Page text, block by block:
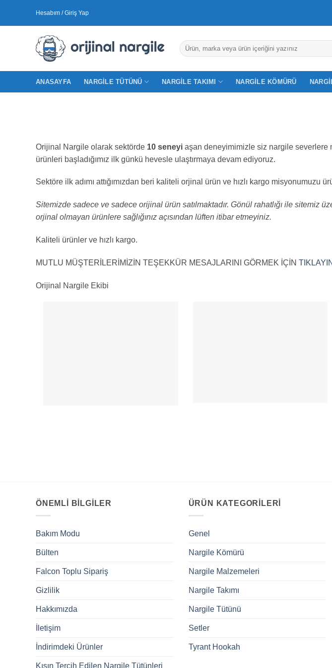
Hesabım / Giriş Yap
Ara:
ANASAYFA NARGILE TÜTÜNÜ NARGILE TAKIMI NARGILE KÖMÜRÜ
Orijinal Nargile olarak sektörde 10 seneyi aşan deneyimimizle siz nargile severlere
ürünleri başladığımız ilk günkü hevesle ulaştırmaya devam ediyoruz.
Sektöre ilk adımı attığımızdan beri kaliteli orjinal ürün ve hızlı kargo misyonumuzu
Sitemizde sadece ve sadece orijinal ürün satılmaktadır. Gönül rahatlığı ile sitemiz
orjinal olmayan ürünlere sağlığınız açısından lüften itibar etmeyiniz.
Kaliteli ürünler ve hızlı kargo.
MUTLU MÜŞTERİLERİMİZİN TEŞEKKÜR MESAJLARINI GÖRMEK İÇİN
Orijinal Nargile Ekibi
ÖNEMLI BILGILER
Bakım Modu
Bülten
Falcon Toplu Sipariş
Gizlilik
Hakkımızda
İletişim
İndirimdeki Ürünler
Kışın Tercih Edilen Nargile Tütünleri
ÜRÜN KATEGORILERI
Genel
Nargile Kömürü
Nargile Malzemeleri
Nargile Takımı
Nargile Tütünü
Setler
Tyrant Hookah